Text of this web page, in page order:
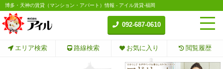
博多・天神の賃貸（マンション・アパート）情報 - アイル賃貸-福岡
092-687-0610
エリア検索 路線検索 お気に入り 閲覧履歴